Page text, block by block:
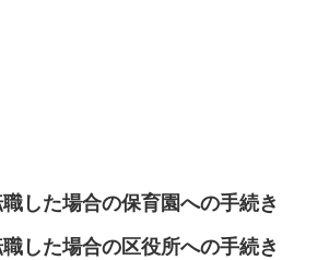
した場合の保育園への手続き
した場合の区役所への手続き